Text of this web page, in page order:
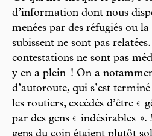
d’information dont nous
menées par des réfugiés ou
subissent ne sont pas
contestations ne sont pas
y en a plein ! On a
d’autoroute, qui s’est
les routiers, excédés d’être «
par des gens « indésirables ».